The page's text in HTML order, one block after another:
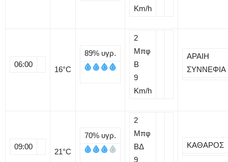
Km/h
06:00
16°C
89% υγρ.
2
Μπφ
B
9
Km/h
ΑΡΑΙΗ
ΣΥΝΝΕΦΙΑ
09:00
21°C
70% υγρ.
2
Μπφ
ΒΔ
9
ΚΑΘΑΡΟΣ